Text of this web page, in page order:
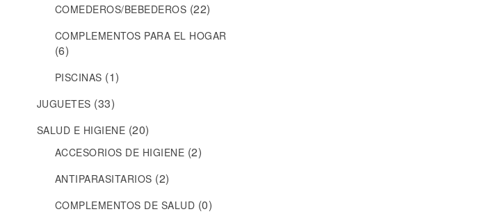
COMEDEROS/BEBEDEROS (22)
COMPLEMENTOS PARA EL HOGAR
(6)
PISCINAS (1)
JUGUETES (33)
SALUD E HIGIENE (20)
ACCESORIOS DE HIGIENE (2)
ANTIPARASITARIOS (2)
COMPLEMENTOS DE SALUD (0)